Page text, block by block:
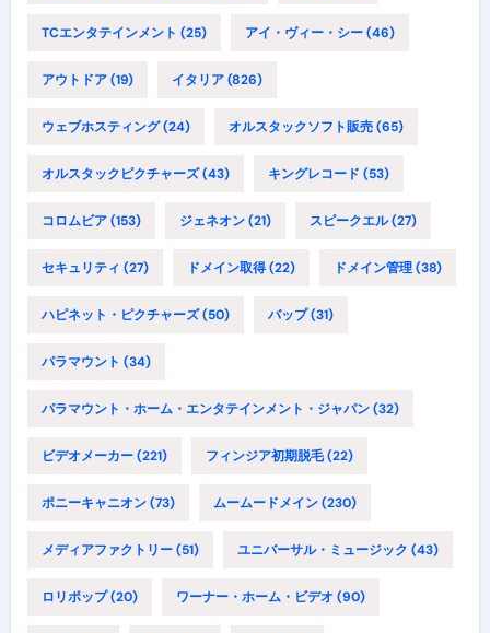
TCエンタテインメント (25) アイ・ヴィー・シー(46)
アウトドア(19) イタリア(826)
ウェブホスティング(24) オルスタックソフト販売(65)
オルスタックピクチャーズ(43) キングレコード (53)
コロムビア(153) ジェネオン(21) スピークエル(27)
セキュリティ (27) ドメイン取得(22) ドメイン管理(38)
ハピネット・ピクチャーズ(50) バップ(31)
パラマウント (34)
パラマウント・ホーム・エンタテインメント・ジャパン(32)
ビデオメーカー(221) フィンジア初期脱毛(22)
ポニーキャニオン(73) ムームードメイン(230)
メディアファクトリー(51) ユニバーサル・ミュージック (43)
ロリポップ(20) ワーナー・ホーム・ビデオ (90)